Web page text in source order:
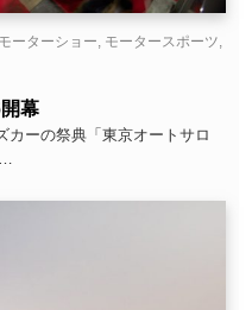
モーターショー モータースポーツ
幕
カーの祭典「東京オートサロ